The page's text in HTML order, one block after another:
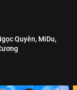
Quyên, MiDu,